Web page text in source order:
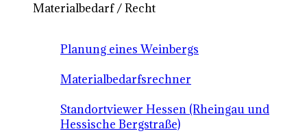
Materialbedarf / Recht
Planung eines Weinbergs
Materialbedarfsrechner
Standortviewer Hessen (Rheingau und
Hessische Bergstraße)